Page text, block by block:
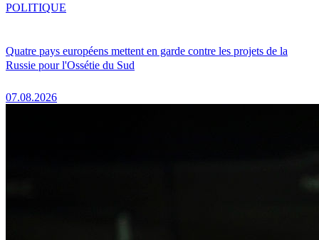
Quatre pays européens mettent en garde contre les projets de la
Russie pour l'Ossétie du Sud
07.08.2026
POLITIQUE